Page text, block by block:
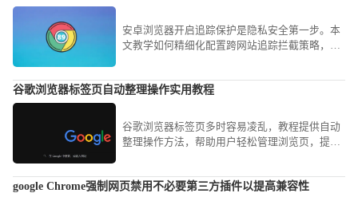
安卓浏览器开启追踪保护是隐私安全第一步。本
文教学如何精细化配置跨网站追踪拦截策略，防
谷歌浏览器标签页自动整理操作实用教程
谷歌浏览器标签页多时容易凌乱，教程提供自动
整理操作方法，帮助用户轻松管理浏览页，提高
google Chrome强制网页禁用不必要第三方插件以提高兼容性